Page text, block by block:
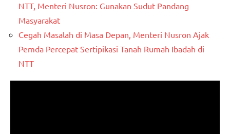
NTT, Menteri Nusron: Gunakan Sudut Pandang
Masyarakat
Cegah Masalah di Masa Depan, Menteri Nusron Ajak
Pemda Percepat Sertipikasi Tanah Rumah Ibadah di
NTT